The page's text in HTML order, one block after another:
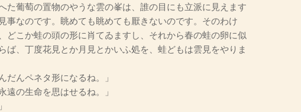
た葡萄の置物のやうな雲の峯は、誰の目にも立派に見えます
事なのです。眺めても眺めても厭きないのです。そのわけ
どこか蛙の頭の形に肖てゐますし、それから春の蛙の卵に似
ば、丁度花見とか月見とかいふ処を、蛙どもは雲見をやりま
だんペネタ形になるね。」
遠の生命を思はせるね。」